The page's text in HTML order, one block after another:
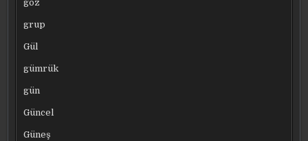
göz
grup
Gül
gümrük
gün
Güncel
Güneş